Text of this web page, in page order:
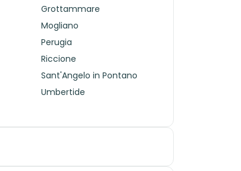
Grottammare
Mogliano
Perugia
Riccione
Sant'Angelo in Pontano
Umbertide